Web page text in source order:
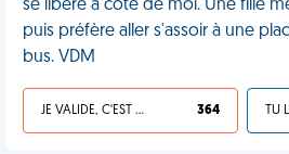
se libère à côté de moi. Une fille
puis préfère aller s'assoir à une
bus. VDM
JE VALIDE, C'EST UNE VDM 364